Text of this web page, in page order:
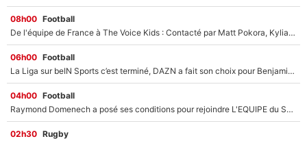
08h00 Football
De l'équipe de France à The Voice Kids : Contacté par Matt Pokora, Kylian Mbappé a accepté de jouer un rôle inédit sur TF1 !
06h00 Football
La Liga sur beIN Sports c’est terminé, DAZN a fait son choix pour Benjamin Da Silva et Omar Da Fonseca !
04h00 Football
Raymond Domenech a posé ses conditions pour rejoindre L'EQUIPE du Soir : Il refuse de faire l'émission avec un autre chroniqueur !
02h30 Rugby